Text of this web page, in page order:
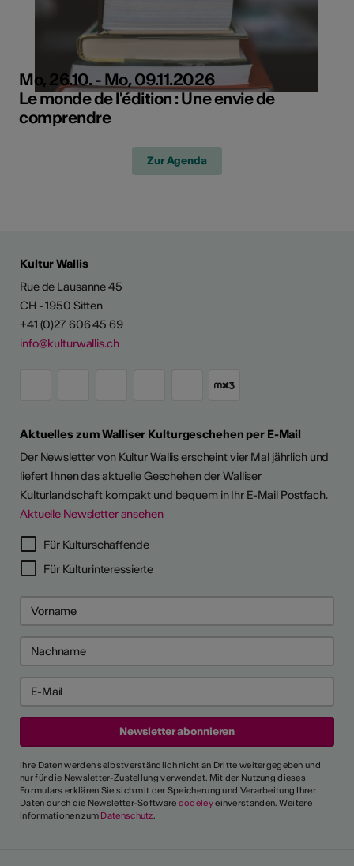
Mo, 26.10. - Mo, 09.11.2026
Le monde de l'édition : Une envie de
comprendre
Zur Agenda
Kultur Wallis
Rue de Lausanne 45
CH - 1950 Sitten
+41 (0)27 606 45 69
info@kulturwallis.ch
Aktuelles zum Walliser Kulturgeschehen per E-Mail
Der Newsletter von Kultur Wallis erscheint vier Mal jährlich und
liefert Ihnen das aktuelle Geschehen der Walliser
Kulturlandschaft kompakt und bequem in Ihr E-Mail Postfach.
Aktuelle Newsletter ansehen
Für Kulturschaffende
Für Kulturinteressierte
Ihre Daten werden selbstverständlich nicht an Dritte weitergegeben und
nur für die Newsletter-Zustellung verwendet. Mit der Nutzung dieses
Formulars erklären Sie sich mit der Speicherung und Verarbeitung Ihrer
Daten durch die Newsletter-Software dodeleyeinverstanden. Weitere
Informationen zum Datenschutz.